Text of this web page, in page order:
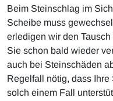
Beim Steinschlag im
Scheibe muss
erledigen wir den
Sie schon bald wieder
auch bei Steinschäden
Regelfall nötig, dass
solch einem Fall